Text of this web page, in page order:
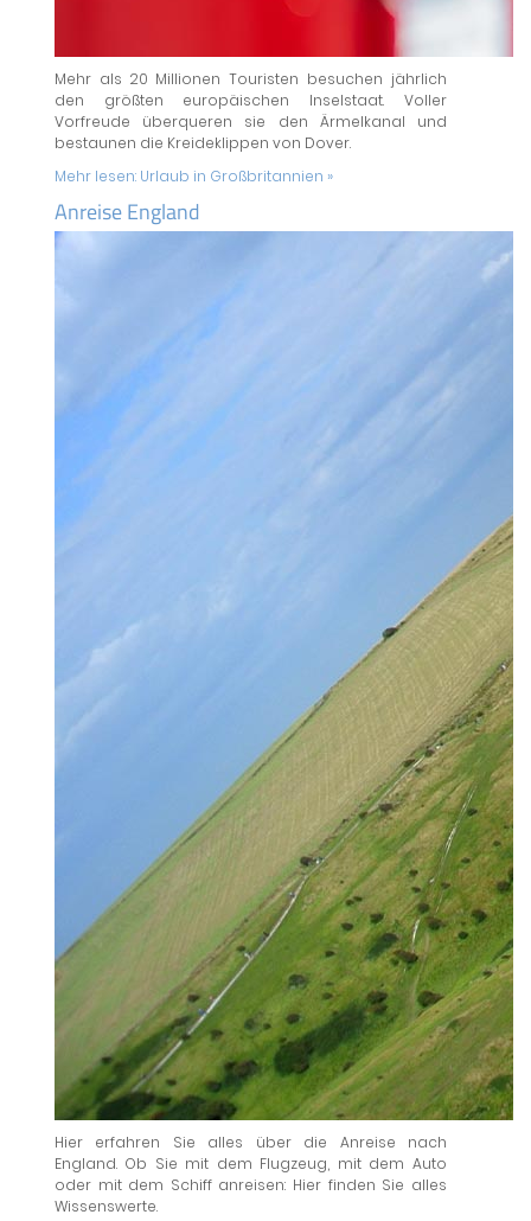
Mehr als 20 Millionen Touristen besuchen jährlich
den größten europäischen Inselstaat. Voller
Vorfreude überqueren sie den Ärmelkanal und
bestaunen die Kreideklippen von Dover.
Mehr lesen: Urlaub in Großbritannien »
Anreise England
Hier erfahren Sie alles über die Anreise nach
England. Ob Sie mit dem Flugzeug, mit dem Auto
oder mit dem Schiff anreisen: Hier finden Sie alles
Wissenswerte.